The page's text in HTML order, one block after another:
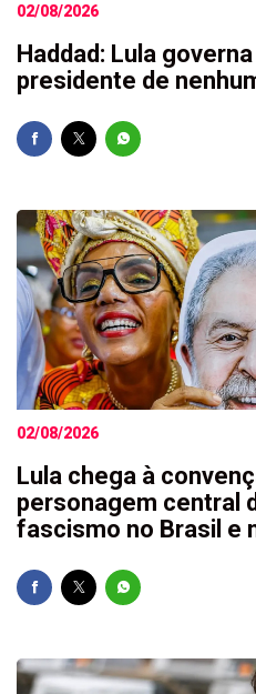
02/08/2026
Haddad: Lula
presidente de
02/08/2026
Lula chega à
personagem central
fascismo no Brasil e